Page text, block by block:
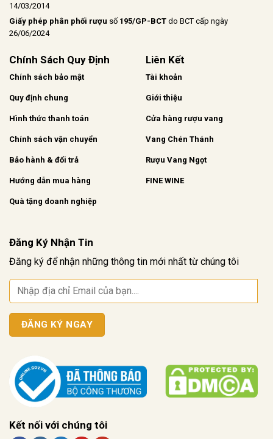
14/03/2014
Giấy phép phân phối rượu số 195/GP-BCT do BCT cấp ngày
26/06/2024
Chính Sách Quy Định
Chính sách bảo mật
Quy định chung
Hình thức thanh toán
Chính sách vận chuyển
Bảo hành & đổi trả
Hướng dẫn mua hàng
Quà tặng doanh nghiệp
Liên Kết
Tài khoản
Giới thiệu
Cửa hàng rượu vang
Vang Chén Thánh
Rượu Vang Ngọt
FINE WINE
Đăng Ký Nhận Tin
Đăng ký để nhận những thông tin mới nhất từ chúng tôi
Kết nối với chúng tôi